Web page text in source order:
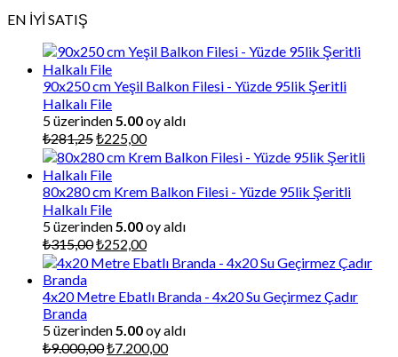
EN İYİ SATIŞ
90x250 cm Yeşil Balkon Filesi - Yüzde 95lik Şeritli
Halkalı File
5 üzerinden5.00oy aldı
₺281,25Orijinal
fiyat:
₺281,25.
₺225,00Şu
andaki
₺225,00.
80x280 cm Krem Balkon Filesi - Yüzde 95lik Şeritli
Halkalı File
5 üzerinden5.00oy aldı
₺315,00Orijinal
fiyat:
₺252,00Şu
andaki
₺252,00.
4x20 Metre Ebatlı Branda - 4x20 Su Geçirmez Çadır
Branda
5 üzerinden5.00oy aldı
₺9.000,00Orijinal
₺7.200,00Şu